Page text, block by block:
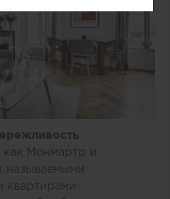
Монмартр и
называемыми
квартирами-